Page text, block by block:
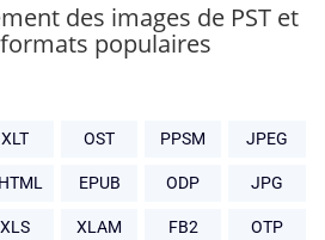
des images de PST et
populaires
XLT OST PPSM JPEG
EPUB ODP JPG
XLS XLAM FB2 OTP